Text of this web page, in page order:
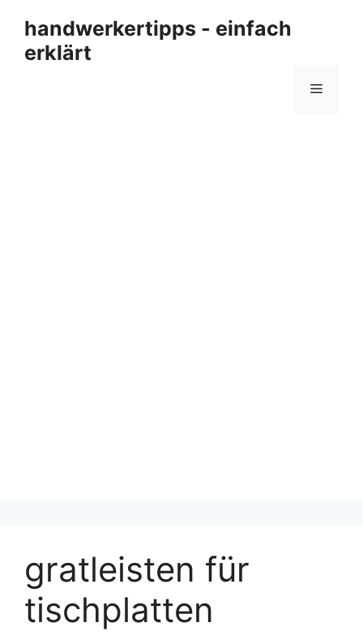
Inhalt
springen
handwerkertipps - einfach
erklärt
Menü
gratleisten für
tischplatten